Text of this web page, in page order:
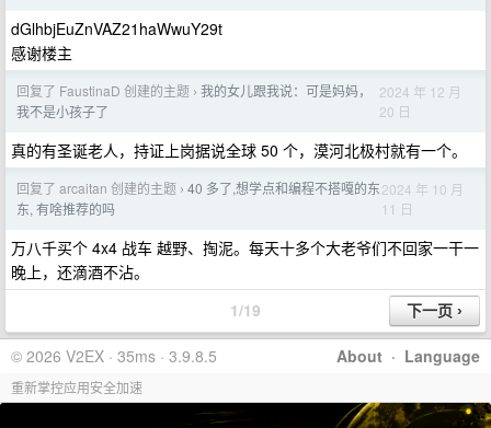
dGlhbjEuZnVAZ21haWwuY29t
感谢楼主
回复了 FaustinaD 创建的主题 › 我的女儿跟我说：可是妈妈，
我不是小孩子了
2024 年 12 月
20 日
真的有圣诞老人，持证上岗据说全球 50 个，漠河北极村就有一个。
回复了 arcaitan 创建的主题 › 40 多了,想学点和编程不搭嘎的东
东, 有啥推荐的吗
2024 年 10 月
11 日
万八千买个 4x4 战车 越野、掏泥。每天十多个大老爷们不回家一干一
晚上，还滴酒不沾。
1/19
About · Language
© 2026 V2EX · 35ms · 3.9.8.5
重新掌控应用安全加速